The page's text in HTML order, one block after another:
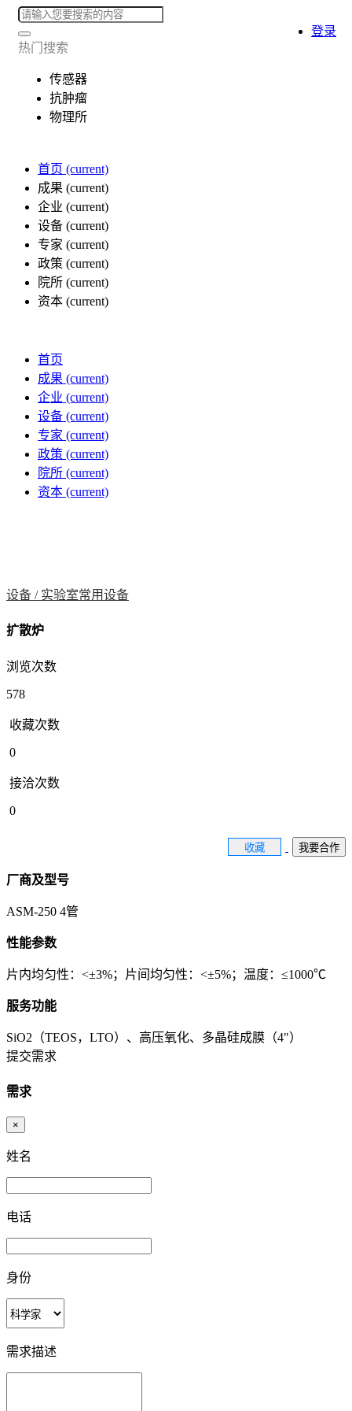
热门搜索
传感器
抗肿瘤
物理所
首页 (current)
成果 (current)
企业 (current)
设备 (current)
专家 (current)
政策 (current)
院所 (current)
资本 (current)
登录
首页
成果 (current)
企业 (current)
设备 (current)
专家 (current)
政策 (current)
院所 (current)
资本 (current)
设备 / 实验室常用设备
扩散炉
浏览次数
578
收藏次数
0
接洽次数
0
收藏 我要合作
厂商及型号
ASM-250 4管
性能参数
片内均匀性：<±3%；片间均匀性：<±5%；温度：≤1000℃
服务功能
SiO2（TEOS，LTO）、高压氧化、多晶硅成膜（4"）
提交需求
需求
×
姓名
电话
身份
需求描述